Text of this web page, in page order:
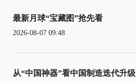
最新月球“宝藏图”抢先看
2026-08-07 09:48
从“中国神器”看中国制造迭代升级